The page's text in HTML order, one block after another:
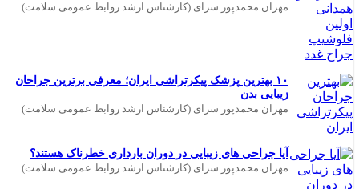
مهران محمدپور سرای (کارشناس ارشد روابط عمومی سلامت)
۱۰ بهترین پزشک پیکرتراشی ایران؛ معرفی برترین جراحان
زیبایی بدن
مهران محمدپور سرای (کارشناس ارشد روابط عمومی سلامت)
آیا جراحی های زیبایی در دوران بارداری خطرناک هستند؟
مهران محمدپور سرای (کارشناس ارشد روابط عمومی سلامت)